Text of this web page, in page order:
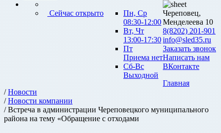
Сейчас открыто
Пн, Ср
08:30-12:00
Вт, Чт
13:00-17:30
Пт
Приема нет
Сб-Вс
Выходной
Череповец,
Менделеева 10
8(8202) 201-901
info@sled35.ru
Заказать звонок
Написать нам
ВКонтакте
Главная
/Новости
/Новости компании
/ Встреча в администрации Череповецкого муниципального
района на тему «Обращение с отходами